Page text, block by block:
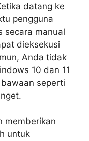
datang ke
pengguna
secara manual
dieksekusi
Anda tidak
10 dan 11
seperti
memberikan
untuk